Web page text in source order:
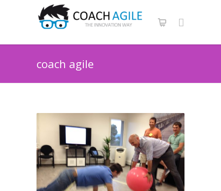
coach agile